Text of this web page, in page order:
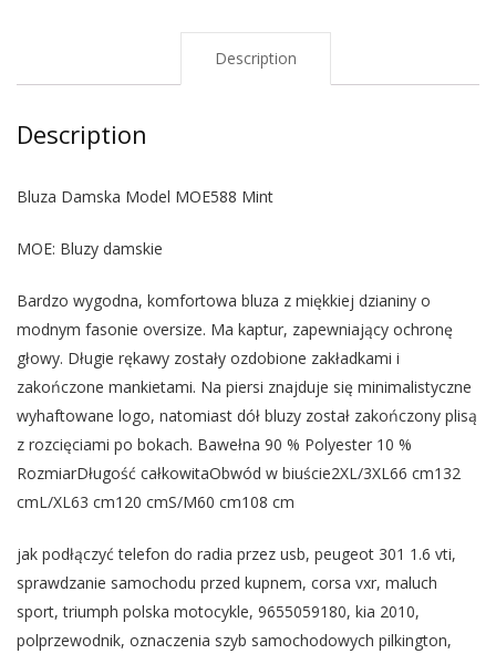
Description
Description
Bluza Damska Model MOE588 Mint
MOE: Bluzy damskie
Bardzo wygodna, komfortowa bluza z miękkiej dzianiny o
modnym fasonie oversize. Ma kaptur, zapewniający ochronę
głowy. Długie rękawy zostały ozdobione zakładkami i
zakończone mankietami. Na piersi znajduje się minimalistyczne
wyhaftowane logo, natomiast dół bluzy został zakończony plisą
z rozcięciami po bokach. Bawełna 90 % Polyester 10 %
RozmiarDługość całkowitaObwód w biuście2XL/3XL66 cm132
cmL/XL63 cm120 cmS/M60 cm108 cm
jak podłączyć telefon do radia przez usb, peugeot 301 1.6 vti,
sprawdzanie samochodu przed kupnem, corsa vxr, maluch
sport, triumph polska motocykle, 9655059180, kia 2010,
polprzewodnik, oznaczenia szyb samochodowych pilkington,